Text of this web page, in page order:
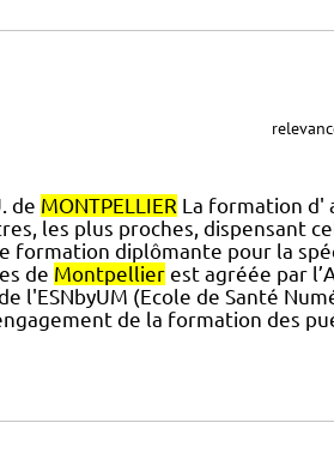
de MONTPELLIER La formation d'
les plus proches, dispensant
formation diplômante pour la
de Montpellierest agréée par
l'ESNbyUM (Ecole de Santé
de la formation des